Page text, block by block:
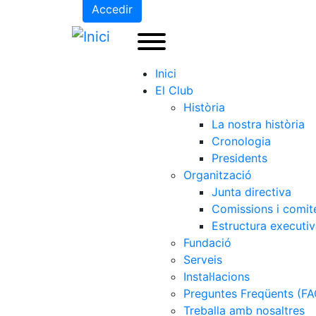
Accedir
Inici
El Club
Història
La nostra història
Cronologia
Presidents
Organització
Junta directiva
Comissions i
Estructura
Fundació
Serveis
Instal·lacions
Preguntes Freqüents
Treballa amb nosaltres